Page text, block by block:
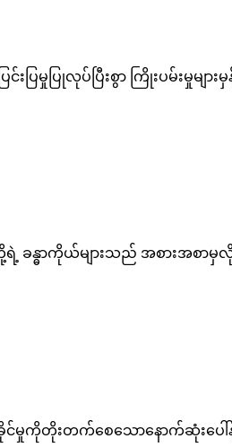
င်းပြမှုပြုလုပ်ပြီးစွာ ကြိုးပမ်းမှု
တို့ရဲ့ ခန္ဓာကိုယ်များသည် အစားအစ
ြံ့ခိုင်မှုကိုတိုးတက်စေသောနောက်ဆုံးပ